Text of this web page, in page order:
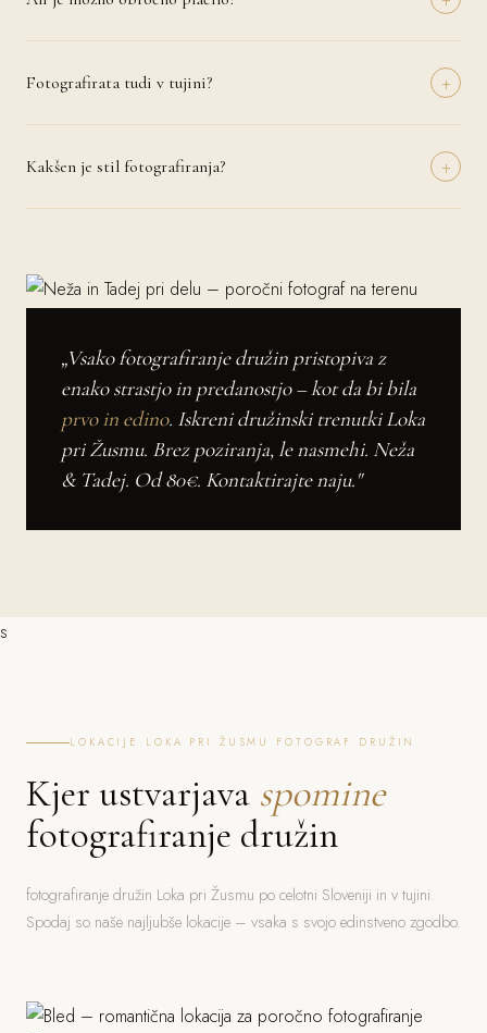
Podrobnosti dogovorimo individualno glede na vaše potrebe.
Fotografirata tudi v tujini? +
izkušnje z romantičnimi destinacijami kot so Toskana, Cinque Terre,
Kakšen je stil fotografiranja? +
Skupaj ustvarimo vaš edinstveni vizualni slog.
„Vsako fotografiranje družin pristopiva z
enako strastjo in predanostjo – kot da bi bila
prvo in edino. Iskreni družinski trenutki Loka
pri Žusmu. Brez poziranja, le nasmehi. Neža
& Tadej. Od 80€. Kontaktirajte naju."
s
LOKACIJE LOKA PRI ŽUSMU FOTOGRAF DRUŽIN
Kjer ustvarjava spomine
fotografiranje družin
fotografiranje družin Loka pri Žusmu po celotni Sloveniji in v tujini.
Spodaj so naše najljubše lokacije – vsaka s svojo edinstveno zgodbo.
Grad, stara mesta, parki
Piran